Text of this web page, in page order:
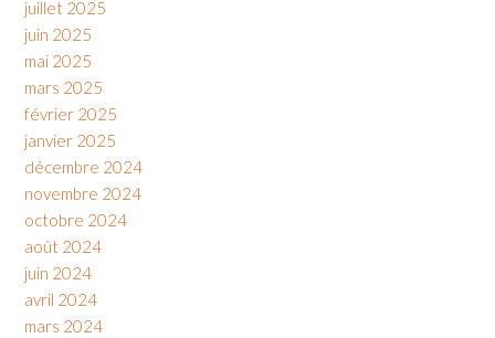
juillet 2025
juin 2025
mai 2025
mars 2025
février 2025
janvier 2025
décembre 2024
novembre 2024
octobre 2024
août 2024
juin 2024
avril 2024
mars 2024